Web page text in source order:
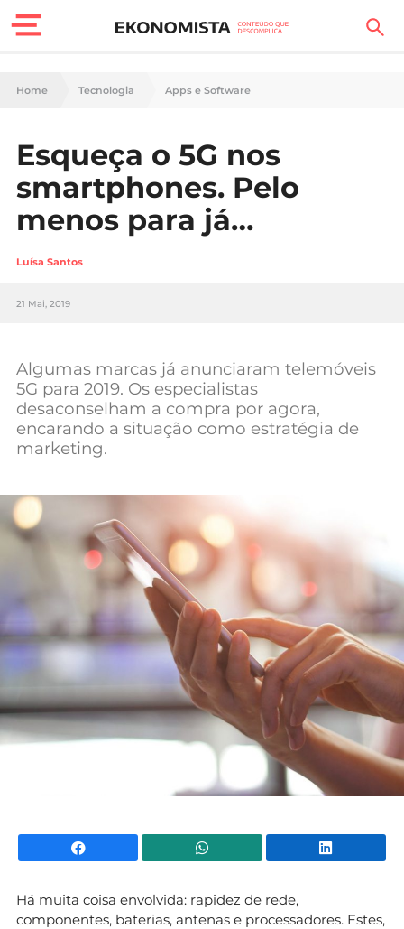
Finanças Pessoais
Carreira
Casa
Lifestyle
Sociedade
Negócios
Mundial 2026
Home Tecnologia Apps e Software
Esqueça o 5G nos
smartphones. Pelo
menos para já…
Luísa Santos
21 Mai, 2019
Algumas marcas já anunciaram telemóveis
5G para 2019. Os especialistas
desaconselham a compra por agora,
encarando a situação como estratégia de
marketing.
Facebook WhatsApp
Há muita coisa envolvida: rapidez de rede,
componentes, baterias, antenas e processadores. Estes,